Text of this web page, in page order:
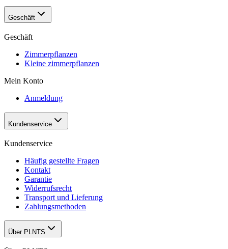
Geschäft
Geschäft
Zimmerpflanzen
Kleine zimmerpflanzen
Mein Konto
Anmeldung
Kundenservice
Kundenservice
Häufig gestellte Fragen
Kontakt
Garantie
Widerrufsrecht
Transport und Lieferung
Zahlungsmethoden
Über PLNTS